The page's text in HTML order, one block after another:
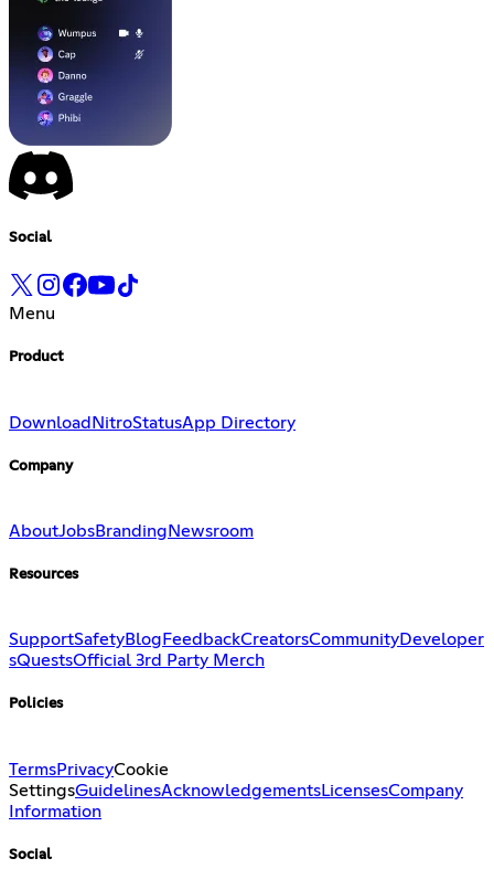
Social
Menu
Product
DownloadNitroStatusApp Directory
Company
AboutJobsBranding Newsroom
Resources
SupportSafetyBlog FeedbackCreatorsCommunityDeveloper
sQuestsOfficial 3rd Party Merch
Policies
TermsPrivacyCookie
SettingsGuidelinesAcknowledgementsLicensesCompany
Information
Social